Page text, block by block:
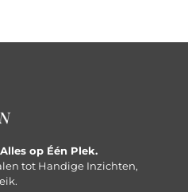
op Één Plek.
tot Handige Inzichten,